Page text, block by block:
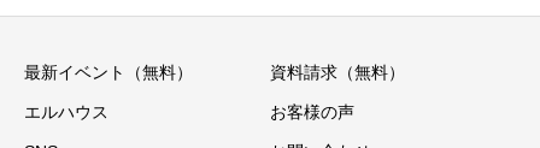
最新イベント（無料） 資料請求（無料）
エルハウス お客様の声